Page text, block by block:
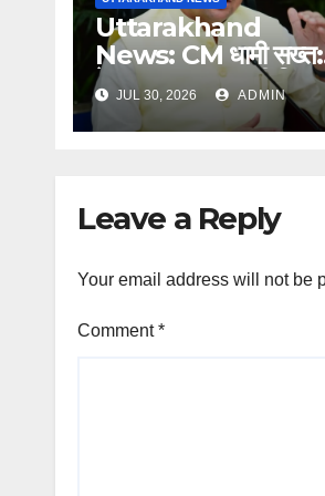
Uttarakhand
News: CM धामी सख्त:
हेल्पलाइन-1905 की
में लापरवाही पर होगी
शून्य प्रदर्शन वाले
JUL 30, 2026 ADMIN
Leave a Reply
Your email address will not be
Comment*